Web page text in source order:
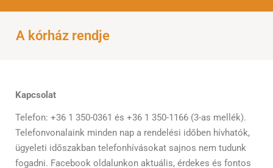
A kórház rendje
Kapcsolat
Telefon: +36 1 350-0361 és +36 1 350-1166 (3-as mellék).
Telefonvonalaink minden nap a rendelési időben hívhatók,
ügyeleti időszakban telefonhívásokat sajnos nem tudunk
fogadni. Facebook oldalunkon aktuális, érdekes és fontos